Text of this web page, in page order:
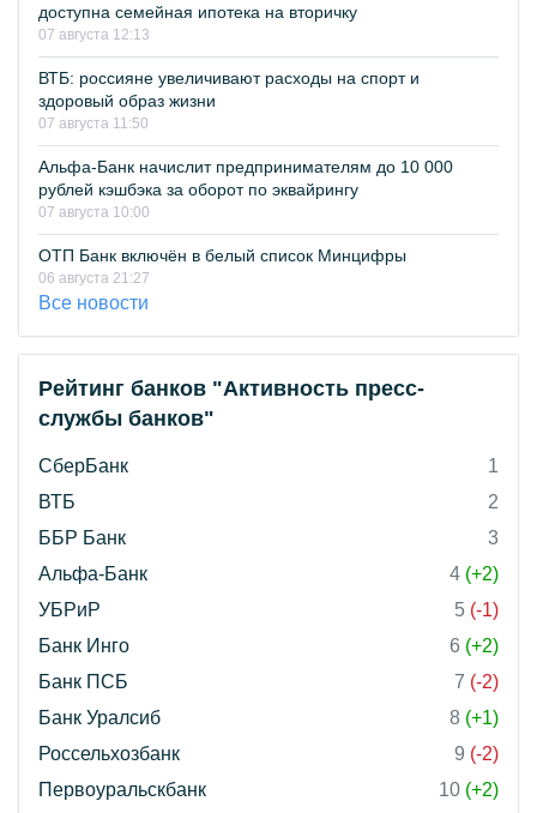
доступна семейная ипотека на вторичку
07 августа 12:13
ВТБ: россияне увеличивают расходы на спорт и
здоровый образ жизни
07 августа 11:50
Альфа-Банк начислит предпринимателям до 10 000
рублей кэшбэка за оборот по эквайрингу
07 августа 10:00
ОТП Банк включён в белый список Минцифры
06 августа 21:27
Все новости
Рейтинг банков "Активность пресс-
службы банков"
СберБанк
1
ВТБ
2
ББР Банк
3
Альфа-Банк
4 (+2)
УБРиР
5 (-1)
Банк Инго
6 (+2)
Банк ПСБ
7 (-2)
Банк Уралсиб
8 (+1)
Россельхозбанк
9 (-2)
Первоуральскбанк
10 (+2)